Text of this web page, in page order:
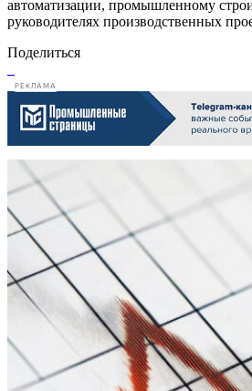
автоматизации, промышленному
руководителях производственных
Поделиться
РЕКЛАМА